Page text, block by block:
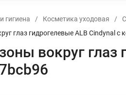
гигиена / Косметика уходовая /
глаз гидрогелевые ALB Cindynal
вокруг